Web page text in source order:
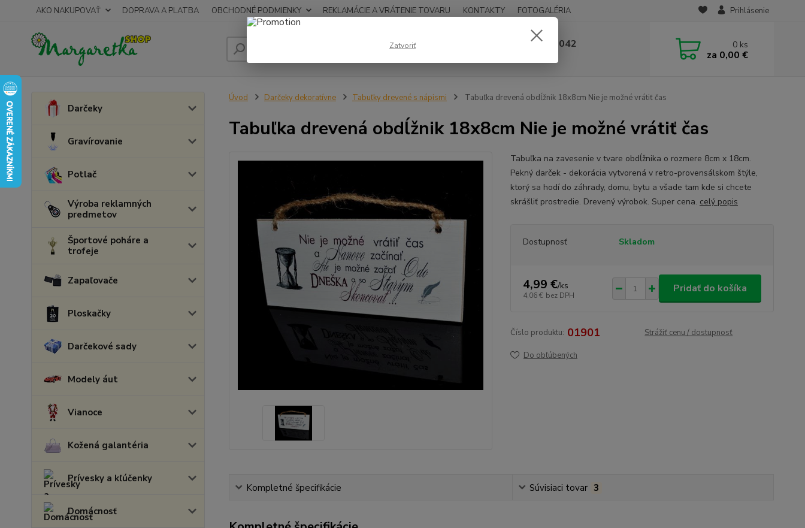
AKO NAKUPOVAŤ DOPRAVA A PLATBA OBCHODNÉ PODMIENKY REKLAMÁCIE A VRÁTENIE TOVARU KONTAKTY FOTOGALÉRIA Prihlásenie
Hľadať 0948 236 042 0 ks
za 0,00 €
Darčeky
Gravírovanie
Potlač
Výroba reklamných
predmetov
Športové poháre a
trofeje
Zapaľovače
Ploskačky
Darčekové sady
Modely áut
Vianoce
Kožená galantéria
Prívesky a kľúčenky
Domácnosť
Úvod Darčeky dekoratívne Tabuľky drevené s nápismi Tabuľka drevená obdĺžnik 18x8cm Nie je možné vrátiť čas
Tabuľka drevená obdĺžnik 18x8cm Nie je možné vrátiť čas
Tabuľka na zavesenie v tvare obdĺžnika o rozmere 8cm x 18cm.
Pekný darček - dekorácia vytvorená v retro-provensálskom štýle,
ktorý sa hodí do záhrady, domu, bytu a všade tam kde si chcete
skrášliť prostredie. Drevený výrobok. Super cena. celý popis
Dostupnosť Skladom
4,99 €/ks
4,06 € bez DPH
Pridať do košíka
Číslo produktu: 01901 Strážiť cenu / dostupnosť
Do obľúbených
Kompletné špecifikácie Súvisiaci tovar 3
Zatvoriť